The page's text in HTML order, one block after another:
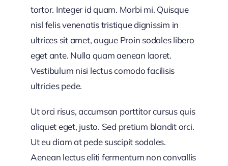
tortor. Integer id quam. Morbi mi. Quisque
nisl felis venenatis tristique dignissim in
ultrices sit amet, augue Proin sodales libero
eget ante. Nulla quam aenean laoret.
Vestibulum nisi lectus comodo facilisis
ultricies pede.
Ut orci risus, accumsan porttitor cursus quis
aliquet eget, justo. Sed pretium blandit orci.
Ut eu diam at pede suscipit sodales.
Aenean lectus eliti fermentum non convallis